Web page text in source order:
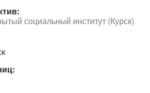
социальный институт (Курск)